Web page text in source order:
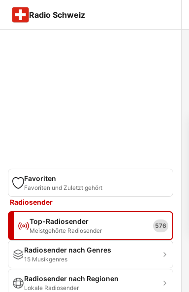
Radio Schweiz
Favoriten
Favoriten und Zuletzt gehört
Radiosender
Top-Radiosender
Meistgehörte Radiosender
576
Radiosender nach Genres
15 Musikgenres
Radiosender nach Regionen
Lokale Radiosender